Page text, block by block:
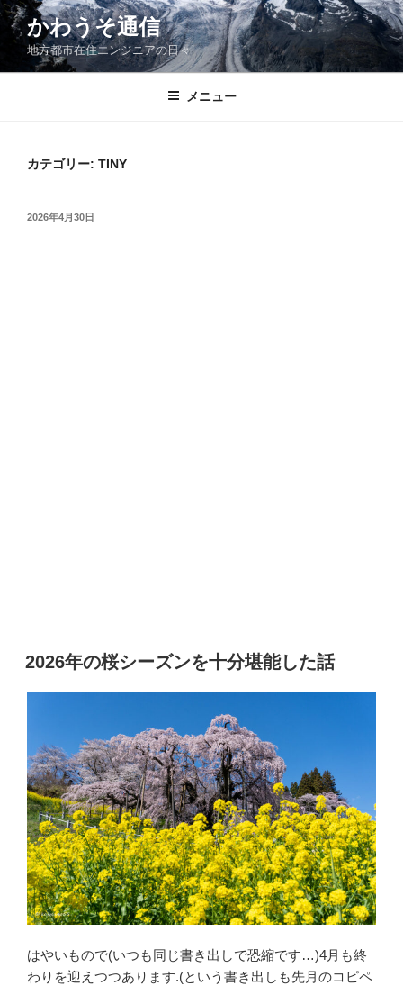
コ
ン
ン
かわうそ通信
地方都市在住エンジニアの日々
メニュー
カテゴリー: TINY
投
2026年4月30日
2026年の桜シーズンを十分堪能した話
はやいもので(いつも同じ書き出しで恐縮です…)4月も終
わりを迎えつつあります.(という書き出しも先月のコピペ